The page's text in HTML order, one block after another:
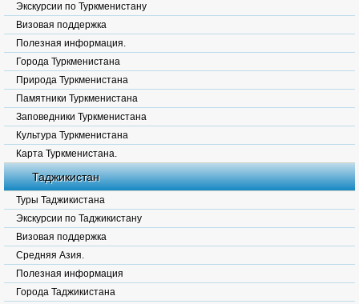
Экскурсии по Туркменистану
Визовая поддержка
Полезная информация.
Города Туркменистана
Природа Туркменистана
Памятники Туркменистана
Заповедники Туркменистана
Культура Туркменистана
Карта Туркменистана.
Таджикистан
Туры Таджикистана
Экскурсии по Таджикистану
Визовая поддержка
Средняя Азия.
Полезная информация
Города Таджикистана